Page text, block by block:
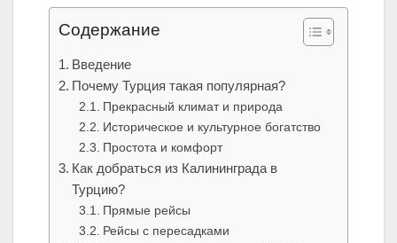
Содержание
Введение
Почему Турция такая популярная?
Прекрасный климат и природа
Историческое и культурное богатство
Простота и комфорт
Как добраться из Калининграда в
Турцию?
Прямые рейсы
Рейсы с пересадками